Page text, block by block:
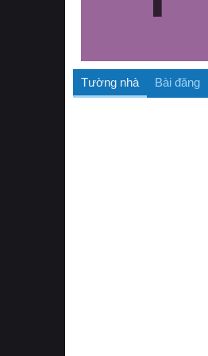
Tường nhà Bài đăng